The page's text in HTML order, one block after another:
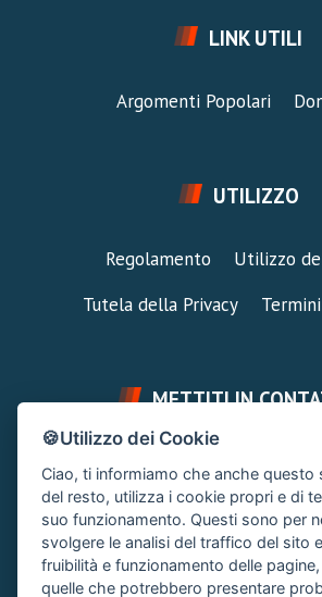
LINK UTILI
Argomenti Popolari
UTILIZZO
Regolamento
Utilizzo
Tutela della Privacy
METTITI IN
FAI UNA DOMANDA
Chiedi un Consiglio
CONTATTA
Clicca quì
🍪Utilizzo dei Cookie
Ciao, ti informiamo che anche
del resto, utilizza i cookie propri e di
suo funzionamento. Questi sono per
svolgere le analisi del traffico del sito
fruibilità e funzionamento delle
quelle che potrebbero presentare